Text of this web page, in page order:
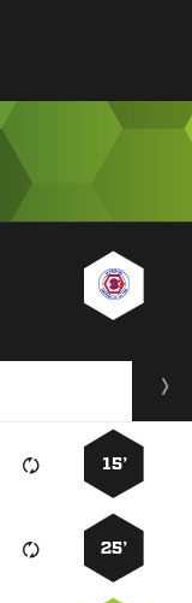
15’
25’